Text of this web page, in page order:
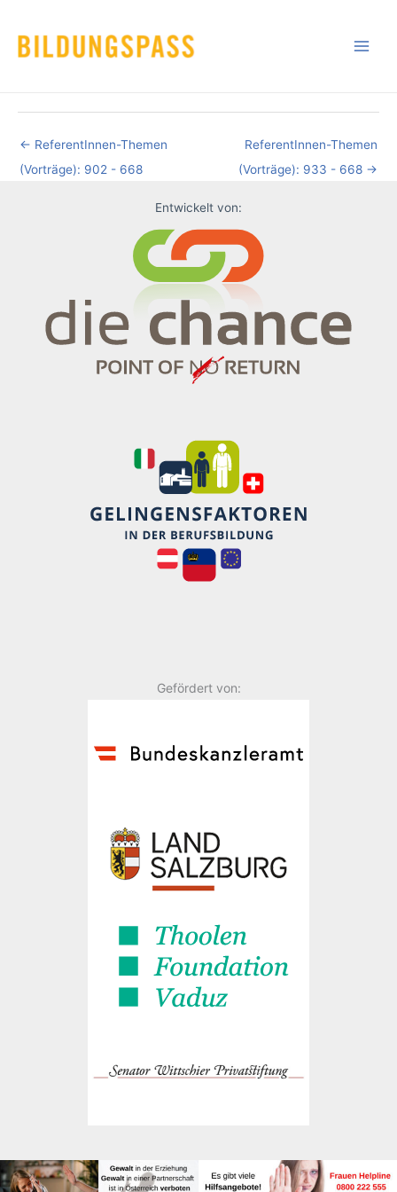
content
← ReferentInnen-Themen
(Vorträge): 902 - 668
ReferentInnen-Themen
(Vorträge): 933 - 668 →
Entwickelt von:
Gefördert von: